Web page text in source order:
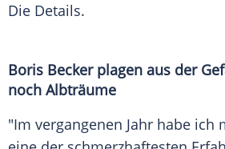
Die Details.
Boris Becker plagen aus der
noch Albträume
"Im vergangenen Jahr habe ich